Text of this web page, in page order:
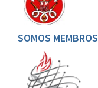
SOMOS MEMBROS